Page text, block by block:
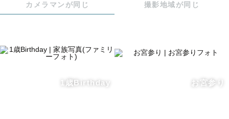
人と関わることが大好きで、撮影前のコミュニケーション
から大切にしています。
楽しみながらリラックスして撮影しましょう！
カメラマンが同じ 撮影地域が同じ
1歳Birthday お宮参り